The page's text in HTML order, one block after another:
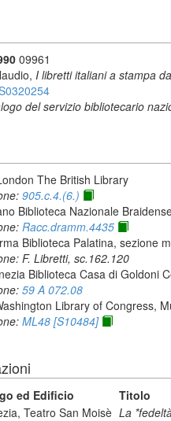
09961
I libretti italiani a stampa
del servizio bibliotecario
The British Library
905.c.4.(6.)
Biblioteca Nazionale
Racc.dramm.4435
Biblioteca Palatina, sezione
F. Libretti, sc.162.120
Biblioteca Casa di Goldoni
59 A 072.08
Library of Congress,
ML48 [S10484]
ed Edificio
Titolo
Teatro San Moisè La